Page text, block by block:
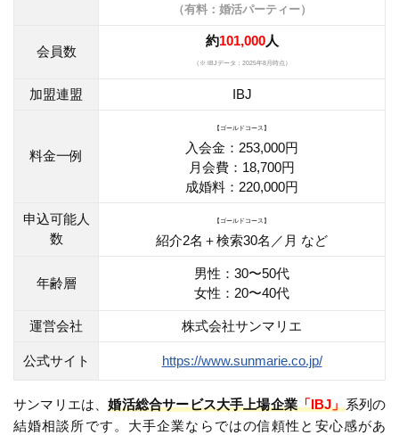
（有料：婚活パーティー）
会員数
約101,000人
（※ IBJデータ：2025年8月時点）
加盟連盟 IBJ
料金一例
【ゴールドコース】
入会金：253,000円
月会費：18,700円
成婚料：220,000円
申込可能人
数
【ゴールドコース】
紹介2名＋検索30名／月 など
年齢層
男性：30〜50代
女性：20〜40代
運営会社 株式会社サンマリエ
公式サイト https://www.sunmarie.co.jp/
サンマリエは、婚活総合サービス大手上場企業「IBJ」系列の
結婚相談所です。大手企業ならではの信頼性と安心感があ